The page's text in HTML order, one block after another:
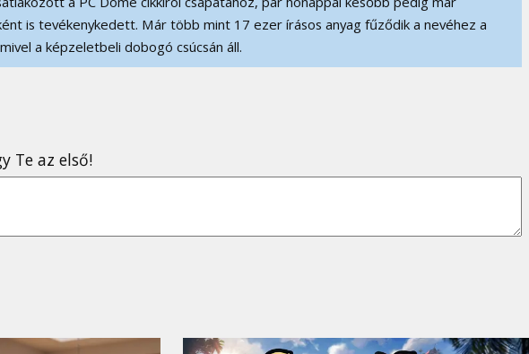
is tevékenykedett. Már több mint 17 ezer írásos anyag fűződik a nevéhez a
a képzeletbeli dobogó csúcsán áll.
Te az első!